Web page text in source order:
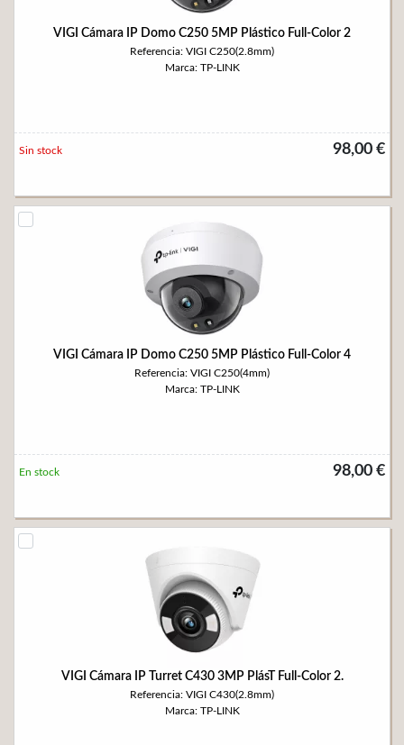
VIGI Cámara IP Domo C250 5MP Plástico Full-Color 2
Referencia: VIGI C250(2.8mm)
Marca: TP-LINK
98,00 €
Sin stock
VIGI Cámara IP Domo C250 5MP Plástico Full-Color 4
Referencia: VIGI C250(4mm)
Marca: TP-LINK
98,00 €
En stock
VIGI Cámara IP Turret C430 3MP PlásT Full-Color 2.
Referencia: VIGI C430(2.8mm)
Marca: TP-LINK